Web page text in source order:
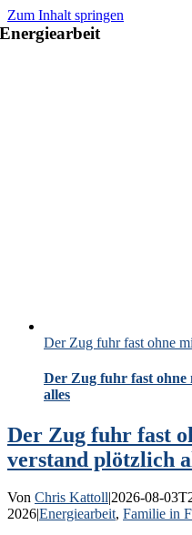
Zum Inhalt springen
Energiearbeit
Der Zug fuhr fast ohne
Der Zug fuhr fast ohne
alles
Der Zug fuhr fast
verstand plötzlich
Von Chris Kattoll|2026-08-
2026|Energiearbeit, Familie in